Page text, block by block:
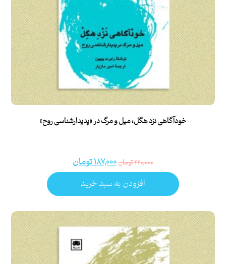
خودآگاهی نزد هگل: میل و مرگ در «پدیدارشناسی روح»
۲۲۰,۰۰۰تومان۱۸۷,۰۰۰تومان
افزودن به سبد خرید